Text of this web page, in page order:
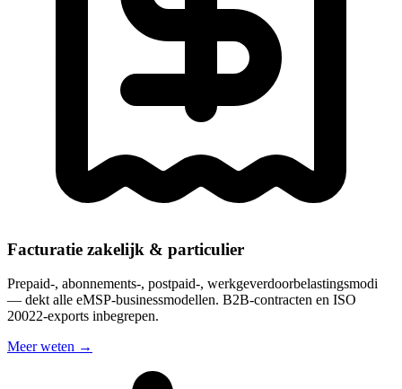
Facturatie zakelijk & particulier
Prepaid-, abonnements-, postpaid-, werkgeverdoorbelastingsmodi
— dekt alle eMSP-businessmodellen. B2B-contracten en ISO
20022-exports inbegrepen.
Meer weten →